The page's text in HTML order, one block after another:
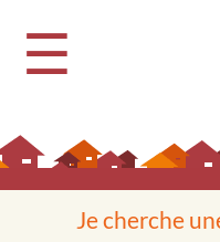
☰
Je cherche